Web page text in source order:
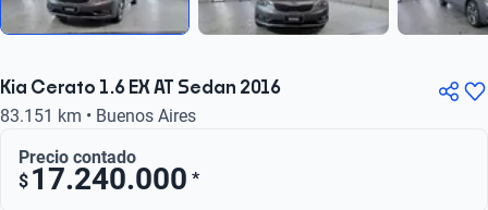
Kia Cerato 1.6 EX AT Sedan 2016
83.151 km • Buenos Aires
Precio contado
$ 17.240.000 *